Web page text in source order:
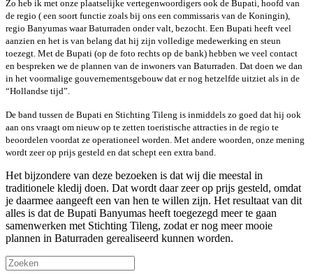
Zo heb ik met onze plaatselijke vertegenwoordigers ook de Bupati, hoofd van
de regio ( een soort functie zoals bij ons een commissaris van de Koningin),
regio Banyumas waar Baturraden onder valt, bezocht. Een Bupati heeft veel
aanzien en het is van belang dat hij zijn volledige medewerking en steun
toezegt. Met de Bupati (op de foto rechts op de bank) hebben we veel contact
en bespreken we de plannen van de inwoners van Baturraden. Dat doen we dan
in het voormalige gouvernementsgebouw dat er nog hetzelfde uitziet als in de
“Hollandse tijd”.
De band tussen de Bupati en Stichting Tileng is inmiddels zo goed dat hij ook
aan ons vraagt om nieuw op te zetten toeristische attracties in de regio te
beoordelen voordat ze operationeel worden. Met andere woorden, onze mening
wordt zeer op prijs gesteld en dat schept een extra band.
Het bijzondere van deze bezoeken is dat wij die meestal in
traditionele kledij doen. Dat wordt daar zeer op prijs gesteld, omdat
je daarmee aangeeft een van hen te willen zijn. Het resultaat van dit
alles is dat de Bupati Banyumas heeft toegezegd meer te gaan
samenwerken met Stichting Tileng, zodat er nog meer mooie
plannen in Baturraden gerealiseerd kunnen worden.